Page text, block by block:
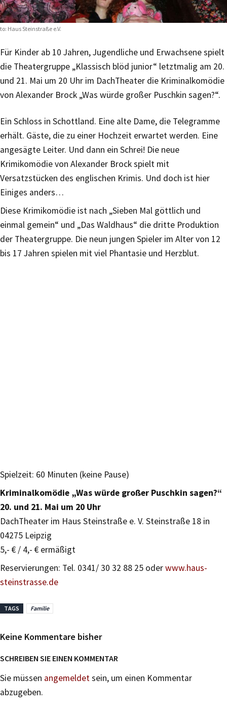
Haus Steinstraße e.V.
Für Kinder ab 10 Jahren, Jugendliche und Erwachsene spielt
die Theatergruppe „Klassisch blöd junior“ letztmalig am 20.
und 21. Mai um 20 Uhr im DachTheater die Kriminalkomödie
von Alexander Brock „Was würde großer Puschkin sagen?“.
Ein Schloss in Schottland. Eine alte Dame, die Telegramme
erhält. Gäste, die zu einer Hochzeit erwartet werden. Eine
angesägte Leiter. Und dann ein Schrei! Die neue
Krimikomödie von Alexander Brock spielt mit
Versatzstücken des englischen Krimis. Und doch ist hier
Einiges anders…
Diese Krimikomödie ist nach „Sieben Mal göttlich und
einmal gemein“ und „Das Waldhaus“ die dritte Produktion
der Theatergruppe. Die neun jungen Spieler im Alter von 12
bis 17 Jahren spielen mit viel Phantasie und Herzblut.
Spielzeit: 60 Minuten (keine Pause)
Kriminalkomödie „Was würde großer Puschkin sagen?“
20. und 21. Mai um 20 Uhr
DachTheater im Haus Steinstraße e. V. Steinstraße 18 in
04275 Leipzig
5,- € / 4,- € ermäßigt
Reservierungen: Tel. 0341/ 30 32 88 25 oderwww.haus-
steinstrasse.de
TAGS Familie
Keine Kommentare bisher
SCHREIBEN SIE EINEN KOMMENTAR
Sie müssen angemeldetsein, um einen Kommentar
abzugeben.